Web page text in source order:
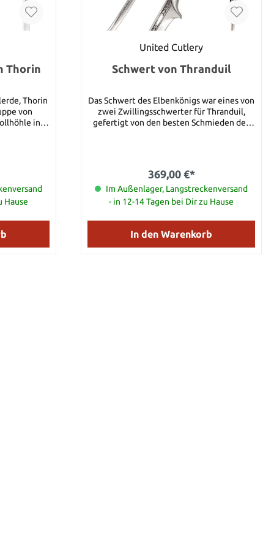
Thorin
Thorin
von
in
Er
der
die Goblins
dieses
anderen
Hause
United Cutlery
Schwert von Thranduil
Das Schwert des Elbenkönigs war eines von
zwei Zwillingsschwerter für Thranduil,
gefertigt von den besten Schmieden des
Replik verfügt über eine Klinge aus
rostfreiem Stahl und mit authentischen
Details, genau der Filmrequisite
Motiv von Thranduil. Gesamtlänge: ca.
106,68 cm Klingenlänge: ca. 78,74 cm
369,00 €*
Im Außenlager, Langstreckenversand
- in 12-14 Tagen bei Dir zu Hause
In den Warenkorb